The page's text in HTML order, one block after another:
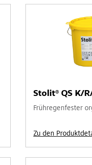
Stolit® QS K/
Frühregenfester
Zu den